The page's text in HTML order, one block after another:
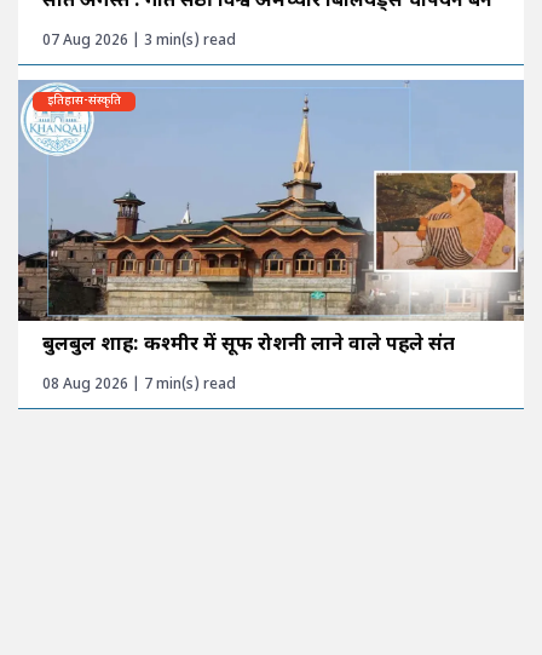
07 Aug 2026 | 3 min(s) read
इतिहास-संस्कृति
बुलबुल शाह: कश्मीर में सूफी रोशनी लाने वाले पहले संत
08 Aug 2026 | 7 min(s) read